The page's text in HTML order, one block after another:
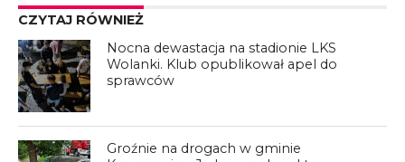
CZYTAJ RÓWNIEŻ
Nocna dewastacja na stadionie LKS
Wolanki. Klub opublikował apel do
sprawców
Groźnie na drogach w gminie